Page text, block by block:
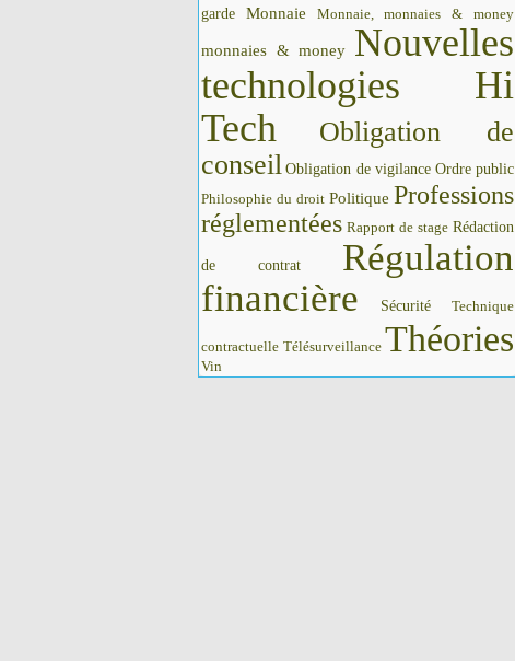
garde
Monnaie Monnaie, monnaies & money
monnaies & money Nouvelles
technologies Hi
Tech
Obligation de
conseil Obligation de vigilance Ordre public
Philosophie du droit Politique Professions
réglementées Rapport de stage Rédaction
de contrat
Régulation
financière
Sécurité Technique
contractuelle Télésurveillance Théories
Vin